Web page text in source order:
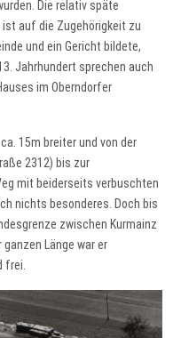
Die relativ späte
ist auf die Zugehörigkeit zu
und ein Gericht bildete,
Jahrhundert sprechen auch
im Oberndorfer
15m breiter und von der
2312) bis zur
mit beiderseits verbuschten
nichts besonderes. Doch bis
zwischen Kurmainz
Länge war er
frei.